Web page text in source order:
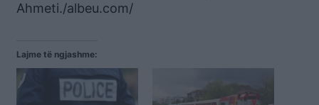
Ahmeti./albeu.com/
Lajme të ngjashme: